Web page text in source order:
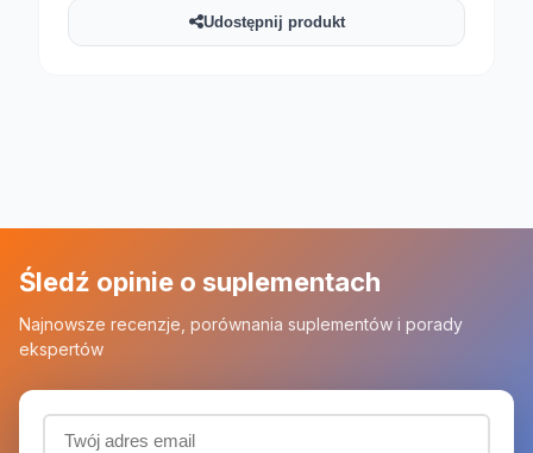
Udostępnij produkt
Śledź opinie o suplementach
Najnowsze recenzje, porównania suplementów i porady
ekspertów
Adres email (wymagany)